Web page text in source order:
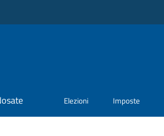
Elezioni Imposte